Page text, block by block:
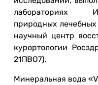
лабораториях
природных
научный центр
курортологии
21ПВО7).
Минеральная вода